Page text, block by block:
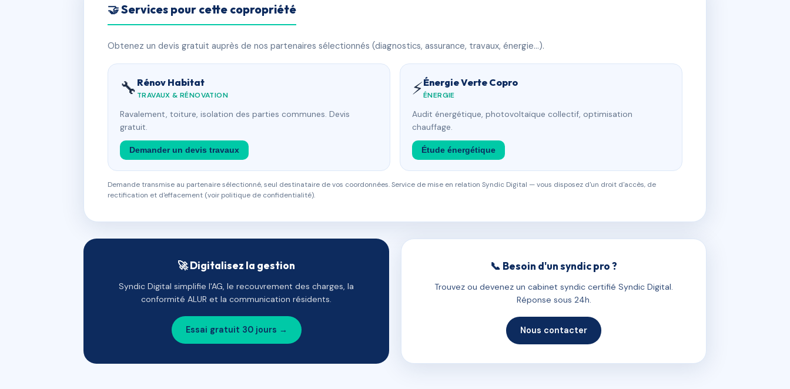
🤝 Services pour cette copropriété
Obtenez un devis gratuit auprès de nos partenaires sélectionnés (diagnostics, assurance, travaux, énergie…).
🔧 Rénov Habitat
TRAVAUX & RÉNOVATION
Ravalement, toiture, isolation des parties communes. Devis
gratuit.
Demander un devis travaux
⚡Énergie Verte Copro
ÉNERGIE
Audit énergétique, photovoltaïque collectif, optimisation
chauffage.
Étude énergétique
Demande transmise au partenaire sélectionné, seul destinataire de vos coordonnées. Service de mise en relation Syndic Digital — vous disposez d'un droit d'accès, de
rectification et d'effacement (voir politique de confidentialité).
🚀 Digitalisez la gestion
Syndic Digital simplifie l'AG, le recouvrement des charges, la
conformité ALUR et la communication résidents.
Essai gratuit 30 jours →
📞 Besoin d'un syndic pro ?
Trouvez ou devenez un cabinet syndic certifié Syndic Digital.
Réponse sous 24h.
Nous contacter